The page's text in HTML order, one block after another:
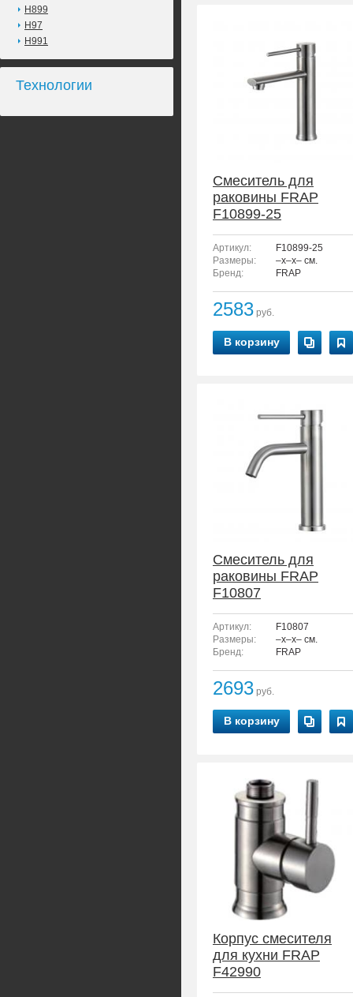
H899
H97
H991
Технологии
Смеситель для
раковины FRAP
F10899-25
Артикул:
F10899-25
Размеры:
–x–x– см.
Бренд:
FRAP
2583 руб.
В корзину
Смеситель для
раковины FRAP
F10807
Артикул:
F10807
Размеры:
–x–x– см.
Бренд:
FRAP
2693 руб.
В корзину
Корпус смесителя
для кухни FRAP
F42990